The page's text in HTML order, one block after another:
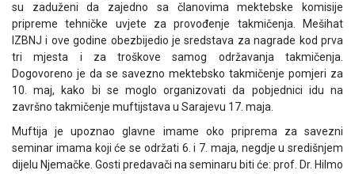
su zaduženi da zajedno sa članovima mektebske komisije
pripreme tehničke uvjete za provođenje takmičenja. Mešihat
IZBNJ i ove godine obezbijedio je sredstava za nagrade kod prva
tri mjesta i za troškove samog održavanja takmičenja.
Dogovoreno je da se savezno mektebsko takmičenje pomjeri za
10. maj, kako bi se moglo organizovati da pobjednici idu na
završno takmičenje muftijstava u Sarajevu 17. maja.
Muftija je upoznao glavne imame oko priprema za savezni
seminar imama koji će se održati 6. i 7. maja, negdje u središnjem
dijelu Njemačke. Gosti predavači na seminaru biti će: prof. Dr. Hilmo